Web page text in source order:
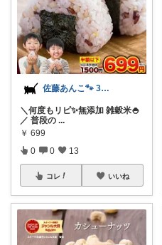
佐藤あんこ🐾 30代OLの暮らし
＼何度もリピ✨無添加 雑穀米🍚
／ 普段の ...
￥ 699
0 0 13
コレ いいね